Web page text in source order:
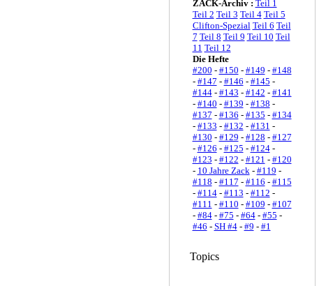
ZACK-Archiv : Teil 1
Teil 2 Teil 3 Teil 4 Teil 5
Clifton-Spezial Teil 6 Teil
7 Teil 8 Teil 9 Teil 10 Teil
11 Teil 12
Die Hefte
#200 - #150 - #149 - #148
- #147 - #146 - #145 -
#144- #143 - #142 - #141
- #140 - #139 - #138 -
#137 - #136 - #135 - #134
- #133 - #132 - #131 -
#130 - #129 - #128 - #127
- #126 - #125 - #124-
#123 - #122 - #121 - #120
- 10 Jahre Zack- #119 -
#118 - #117 - #116 - #115
- #114- #113 - #112 -
#111 - #110 - #109 - #107
- #84- #75 - #64- #55 -
#46 - SH #4- #9 - #1
Topics